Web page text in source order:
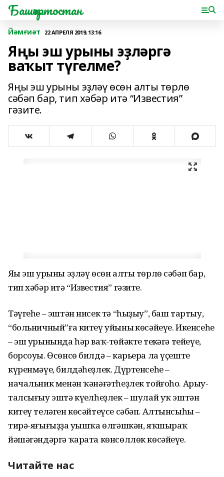
Башҡортостан
Йәмғиәт 22 АПРЕЛЯ 2019, 13:16
Яңы эш урыны эҙләргә
ваҡыт түгелме?
Яңы эш урыны эҙләү өсөн алты төрлө
сәбәп бар, тип хәбәр итә “Известия”
гәзите.
Яңы эш урыны эҙләү өсөн алты төрлө сәбәп бар,
тип хәбәр итә “Известия” гәзите.
Тәүгеһе – эштән нисек тә “һыҙыу”, баш тартыу,
“больничный”ға китеү уйының көсәйеүе. Икенсеһе
– эш урынында һәр ваҡ-төйәктең теңкәгә тейеүе,
борсоуы. Өсөнсө билдә – карьера ла үҫештең
күренмәүе, билдәһеҙлек. Дүртенсеһе –
начальник менән ҡәнәғәтһеҙлек тойғоһо. Арыу-
талсығыу эштә күңелһеҙлек – шулай уҡ эштән
китеү теләген көсәйтеүсе сәбәп. Алтынсыһы –
тирә-яғығыҙҙа уңышҡа өлгәшкән, яҡшыраҡ
йәшәгәндәргә ҡарата көнсөллөк көсәйеүе.
Читайте нас